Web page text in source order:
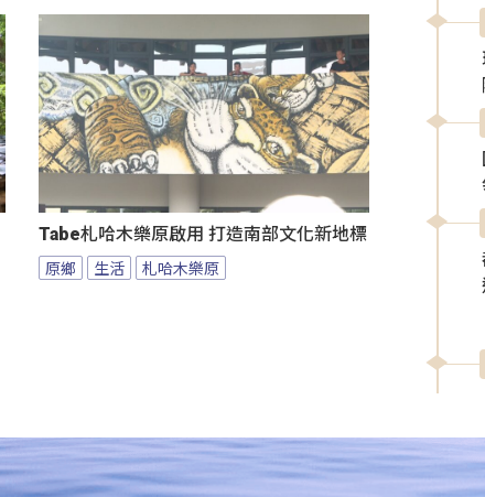
Tabe札哈木樂原啟用 打造南部文化新地標
原鄉 生活 札哈木樂原